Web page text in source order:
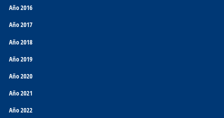
Año 2016
Año 2017
Año 2018
Año 2019
Año 2020
Año 2021
Año 2022